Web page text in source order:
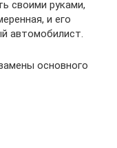
своими руками,
и его
автомобилист.
основного